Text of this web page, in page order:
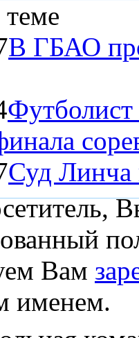
В ГБАО
Суд Линча
Вам
именем.